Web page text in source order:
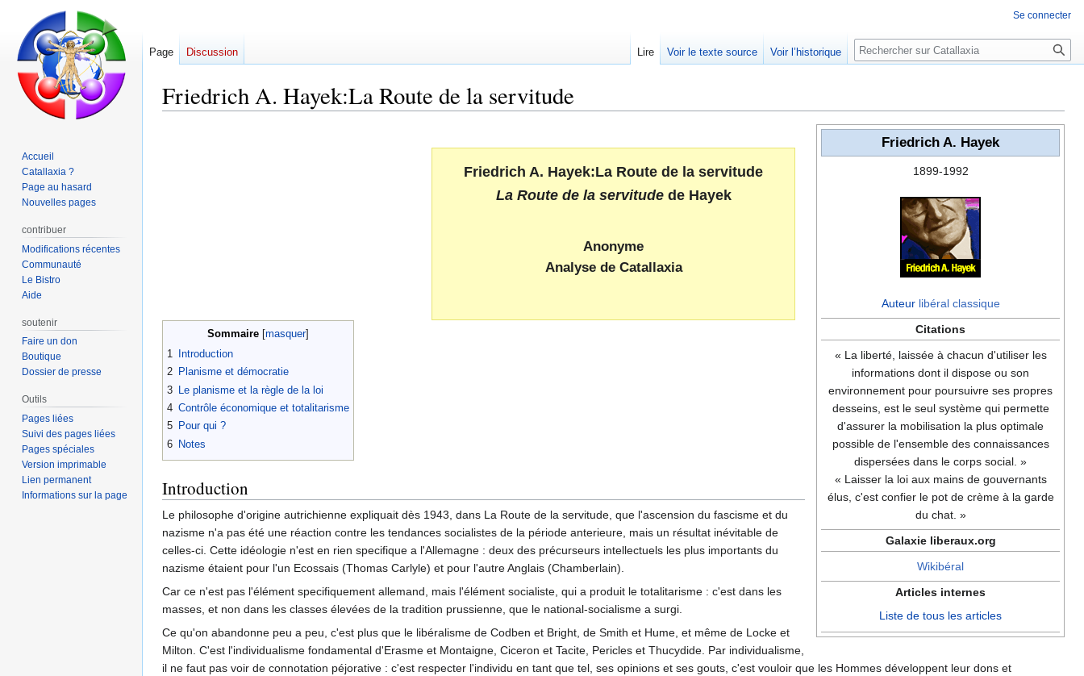
Friedrich A. Hayek:La Route de la servitude
Friedrich A. Hayek
1899-1992
Auteur libéral classique
Citations
« La liberté, laissée à chacun d'utiliser les
informations dont il dispose ou son
environnement pour poursuivre ses propres
desseins, est le seul système qui permette
d'assurer la mobilisation la plus optimale
possible de l'ensemble des connaissances
dispersées dans le corps social. »
« Laisser la loi aux mains de gouvernants
élus, c'est confier le pot de crème à la garde
du chat. »
Galaxie liberaux.org
Wikibéral
Articles internes
Liste de tous les articles
Friedrich A. Hayek:La Route de la servitude
La Route de la servitudede Hayek
Anonyme
Analyse de Catallaxia
Sommaire
1
Introduction
2 Planisme et démocratie
3 Le planisme et la règle de la loi
4 Contrôle économique et totalitarisme
5 Pour qui ?
6 Notes
Introduction
Le philosophe d'origine autrichienne expliquait dès 1943, dans La Route de la servitude, que l'ascension du fascisme et du
nazisme n'a pas été une réaction contre les tendances socialistes de la période anterieure, mais un résultat inévitable de
celles-ci. Cette idéologie n'est en rien specifique a l'Allemagne : deux des précurseurs intellectuels les plus importants du
nazisme étaient pour l'un Ecossais (Thomas Carlyle) et pour l'autre Anglais (Chamberlain).
Car ce n'est pas l'élément specifiquement allemand, mais l'élément socialiste, qui a produit le totalitarisme : c'est dans les
masses, et non dans les classes élevées de la tradition prussienne, que le national-socialisme a surgi.
Ce qu'on abandonne peu a peu, c'est plus que le libéralisme de Codben et Bright, de Smith et Hume, et même de Locke et
Milton. C'est l'individualisme fondamental d'Erasme et Montaigne, Ciceron et Tacite, Pericles et Thucydide. Par individualisme,
il ne faut pas voir de connotation péjorative : c'est respecter l'individu en tant que tel, ses opinions et ses gouts, c'est vouloir que les Hommes développent leur dons et
Se connecter
Page Discussion Lire Voir le texte source Voir l’historique Rechercher
Accueil
Catallaxia ?
Page au hasard
Nouvelles pages
contribuer
Modifications récentes
Communauté
Le Bistro
Aide
soutenir
Faire un don
Boutique
Dossier de presse
Outils
Pages liées
Suivi des pages liées
Pages spéciales
Version imprimable
Lien permanent
Informations sur la page